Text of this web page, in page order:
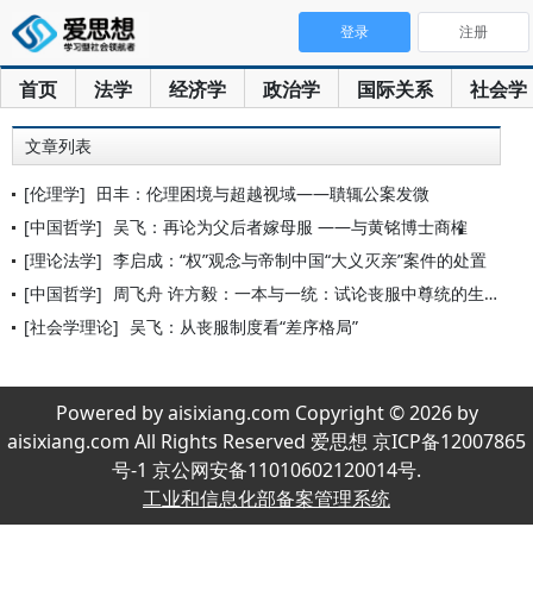
首页 法学 经济学 政治学 国际关系 社会学
登录 注册
文章列表
[伦理学] 田丰：伦理困境与超越视域——聵辄公案发微
[中国哲学] 吴飞：再论为父后者嫁母服 ——与黄铭博士商榷
[理论法学] 李启成：“权”观念与帝制中国“大义灭亲”案件的处置
[中国哲学] 周飞舟 许方毅：一本与一统：试论丧服中尊统的生成
[社会学理论] 吴飞：从丧服制度看“差序格局”
Powered by aisixiang.com Copyright © 2026 by
aisixiang.com All Rights Reserved 爱思想 京ICP备12007865
号-1 京公网安备11010602120014号.
工业和信息化部备案管理系统